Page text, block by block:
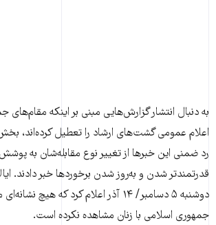
به دنبال انتشار گزارش‌هایی مبنی بر اینکه
اعلام عمومی گشت‌های ارشاد را تعطیل کرده‌اند،
رد ضمنی این خبرها از تغییر نوع مقابله‌شان به
قدرتمند‌تر شدن و به‌روز شدن برخوردها خبر دادند.
دوشنبه ۵ دسامبر/ ۱۴ آذر اعلام کرد که هیچ
جمهوری اسلامی با زنان مشاهده نکرده است.